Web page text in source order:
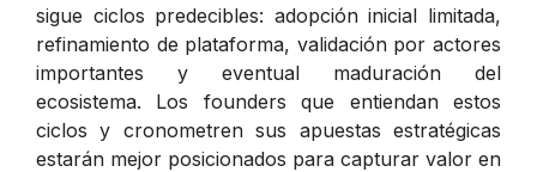
sigue ciclos predecibles: adopción inicial limitada,
refinamiento de plataforma, validación por actores
importantes y eventual maduración del
ecosistema. Los founders que entiendan estos
ciclos y cronometren sus apuestas estratégicas
estarán mejor posicionados para capturar valor en